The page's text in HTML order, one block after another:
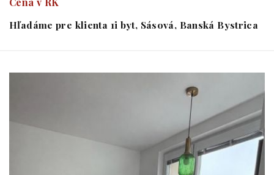
Hľadáme pre klienta 1i byt, Sásová, Banská Bystrica